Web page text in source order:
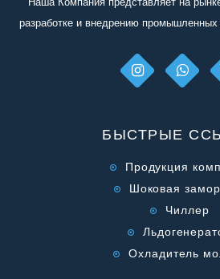
разработке и внедрению
БЫСТРЫЕ
Продукция
Шоковая
Чиллер
Охладитель